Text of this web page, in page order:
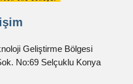
Geliştirme Bölgesi
No:69 Selçuklu Konya